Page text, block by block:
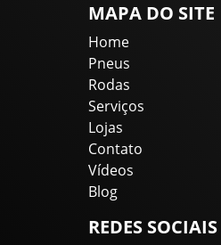
MAPA DO SITE
Home
Pneus
Rodas
Serviços
Lojas
Contato
Vídeos
Blog
REDES SOCIAIS